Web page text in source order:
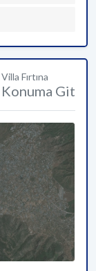
Villa Fırtına
Konuma Git